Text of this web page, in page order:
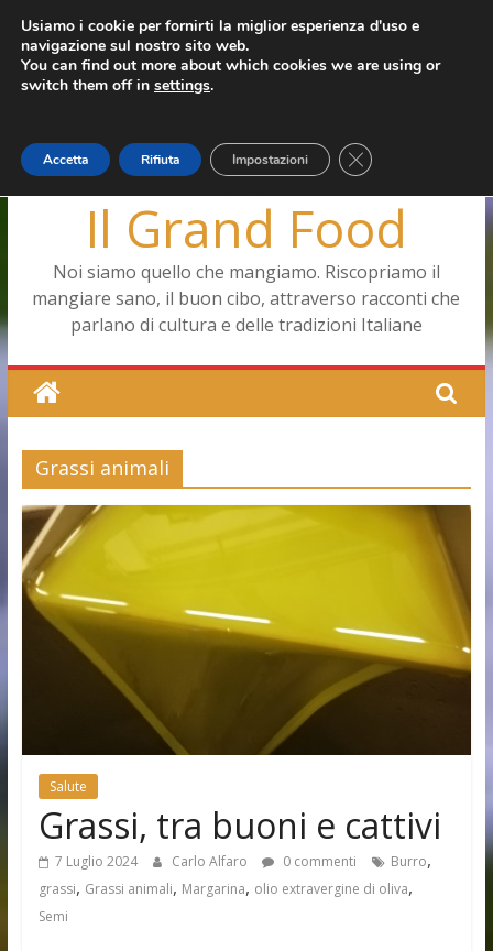
Salta
contenuto
giovedì, Agosto 6, 2026
Ultimo: Pizza a Corte
Menopausa, una forma smagliante senza età
Capodimonte, ritorna la tavola di corte
Il Grand Food
Noi siamo quello che mangiamo. Riscopriamo il
mangiare sano, il buon cibo, attraverso racconti che
parlano di cultura e delle tradizioni Italiane
Grassi animali
Salute
Grassi, tra buoni e cattivi
7 Luglio 2024 Carlo Alfaro 0 commenti Burro,
grassi, Grassi animali, Margarina, olio extravergine di oliva,
Semi
Usiamo i cookie per fornirti la miglior esperienza d'uso e
navigazione sul nostro sito web.
You can find out more about which cookies we are using or
switch them off in settings.
Accetta Rifiuta Impostazioni Close GDPR